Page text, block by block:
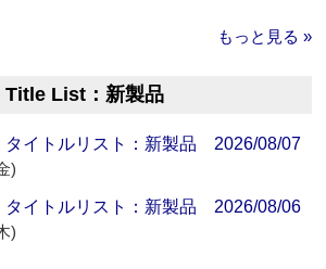
もっと見る »
List：新製品
タイトルリスト：新製品 2026/08/07
)
タイトルリスト：新製品 2026/08/06
)